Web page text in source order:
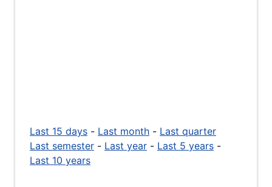
Last 15 days - Last month - Last quarter
Last semester - Last year - Last 5 years -
Last 10 years